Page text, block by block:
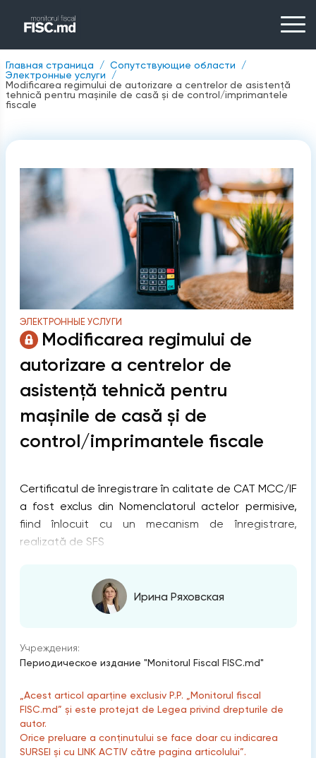
Главная страница
Сопутствующие области
Электронные услуги
Modificarea regimului de autorizare a centrelor de asistență
tehnică pentru mașinile de casă și de control/imprimantele
fiscale
ЭЛЕКТРОННЫЕ УСЛУГИ
Modificarea regimului de
autorizare a centrelor de
asistență tehnică pentru
mașinile de casă și de
control/imprimantele fiscale
Certificatul de înregistrare în calitate de CAT MCC/IF
a fost exclus din Nomenclatorul actelor permisive,
fiind înlocuit cu un mecanism de înregistrare,
realizată de SFS
Ирина Ряховская
Учреждения:
Периодическое издание "Monitorul Fiscal FISC.md"
„Acest articol aparține exclusiv P.P. „Monitorul fiscal
FISC.md” și este protejat de Legea privind drepturile de
autor.
Orice preluare a conținutului se face doar cu indicarea
SURSEI și cu LINK ACTIV către pagina articolului”.